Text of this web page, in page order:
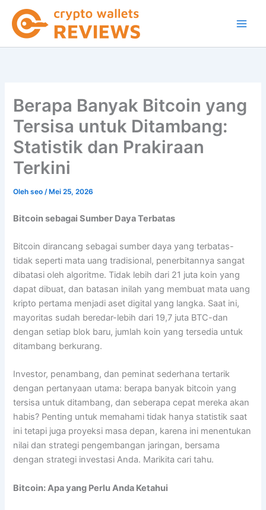
Lewati
konten
Berapa Banyak Bitcoin yang
Tersisa untuk Ditambang:
Statistik dan Prakiraan
Terkini
Olehseo/ Mei 25, 2026
Bitcoin sebagai Sumber Daya Terbatas
Bitcoin dirancang sebagai sumber daya yang terbatas-
tidak seperti mata uang tradisional, penerbitannya sangat
dibatasi oleh algoritme. Tidak lebih dari 21 juta koin yang
dapat dibuat, dan batasan inilah yang membuat mata uang
kripto pertama menjadi aset digital yang langka. Saat ini,
mayoritas sudah beredar-lebih dari 19,7 juta BTC-dan
dengan setiap blok baru, jumlah koin yang tersedia untuk
ditambang berkurang.
Investor, penambang, dan peminat sederhana tertarik
dengan pertanyaan utama: berapa banyak bitcoin yang
tersisa untuk ditambang, dan seberapa cepat mereka akan
habis? Penting untuk memahami tidak hanya statistik saat
ini tetapi juga proyeksi masa depan, karena ini menentukan
nilai dan strategi pengembangan jaringan, bersama
dengan strategi investasi Anda. Marikita cari tahu.
Bitcoin: Apa yang Perlu Anda Ketahui